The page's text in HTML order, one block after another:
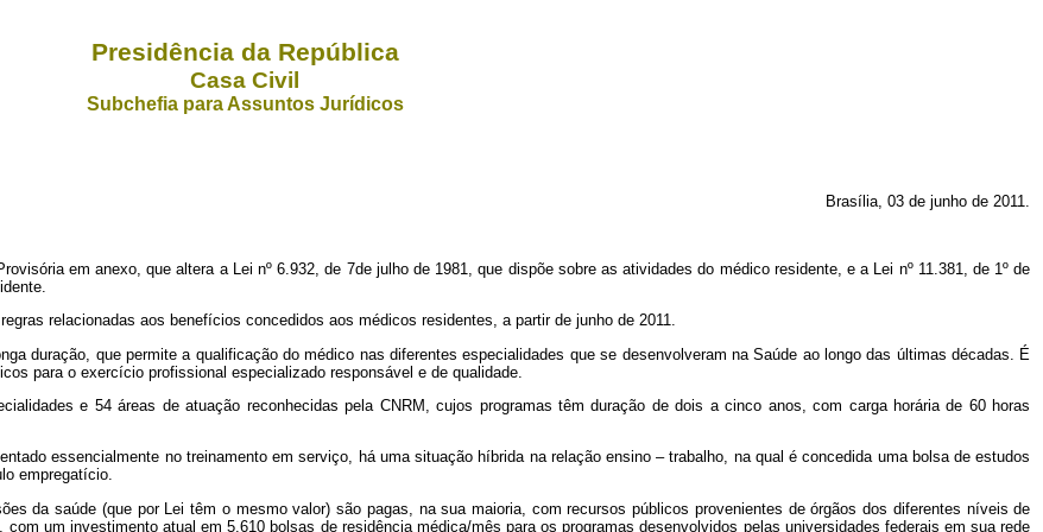
Presidência da República
Casa Civil
Subchefia para Assuntos Jurídicos
Brasília, 03 de junho de 2011.
em anexo, que altera a Lei nº 6.932, de 7de julho de 1981, que dispõe sobre as atividades do médico residente, e a Lei nº 11.381, de 1º de
relacionadas aos benefícios concedidos aos médicos residentes, a partir de junho de 2011.
duração, que permite a qualificação do médico nas diferentes especialidades que se desenvolveram na Saúde ao longo das últimas décadas. É
para o exercício profissional especializado responsável e de qualidade.
e 54 áreas de atuação reconhecidas pela CNRM, cujos programas têm duração de dois a cinco anos, com carga horária de 60 horas
essencialmente no treinamento em serviço, há uma situação híbrida na relação ensino – trabalho, na qual é concedida uma bolsa de estudos
empregatício.
da saúde (que por Lei têm o mesmo valor) são pagas, na sua maioria, com recursos públicos provenientes de órgãos dos diferentes níveis de
um investimento atual em 5.610 bolsas de residência médica/mês para os programas desenvolvidos pelas universidades federais em sua rede